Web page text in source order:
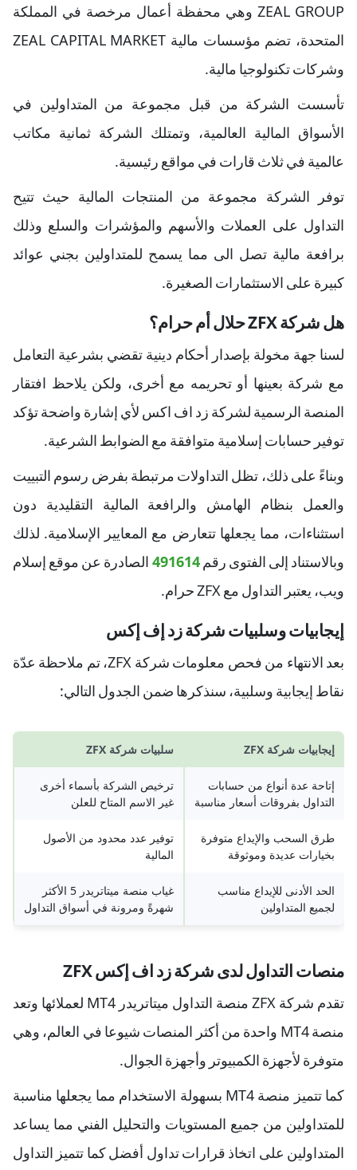
ZEAL GROUP وهي محفظة أعمال مرخصة في المملكة
المتحدة، تضم مؤسسات مالية ZEAL CAPITAL MARKET
وشركات تكنولوجيا مالية.
تأسست الشركة من قبل مجموعة من المتداولين في
الأسواق المالية العالمية، وتمتلك الشركة ثمانية مكاتب
عالمية في ثلاث قارات في مواقع رئيسية.
توفر الشركة مجموعة من المنتجات المالية حيث تتيح
التداول على العملات والأسهم والمؤشرات والسلع وذلك
برافعة مالية تصل الى مما يسمح للمتداولين بجني عوائد
كبيرة على الاستثمارات الصغيرة.
هل شركة ZFX حلال أم حرام؟
​لسنا جهة مخولة بإصدار أحكام دينية تقضي بشرعية التعامل
مع شركة بعينها أو تحريمه مع أخرى، ولكن يلاحظ افتقار
المنصة الرسمية لشركة زد اف اكس لأي إشارة واضحة تؤكد
توفير حسابات إسلامية متوافقة مع الضوابط الشرعية.
وبناءً على ذلك، تظل التداولات مرتبطة بفرض رسوم التبييت
والعمل بنظام الهامش والرافعة المالية التقليدية دون
استثناءات، مما يجعلها تتعارض مع المعايير الإسلامية. لذلك
وبالاستناد إلى الفتوى رقم491614 الصادرة عن موقع إسلام
ويب، يعتبر التداول مع ZFX حرام.
إيجابيات وسلبيات شركة زد إف إكس
بعد الانتهاء من فحص معلومات شركة ZFX، تم ملاحظة عدّة
نقاط إيجابية وسلبية، سنذكرها ضمن الجدول التالي:
إيجابيات شركة ZFX سلبيات شركة ZFX
إتاحة عدة أنواع من حسابات
التداول بفروقات أسعار مناسبة
ترخيص الشركة بأسماء أخرى
غير الاسم المتاح للعلن
طرق السحب والإيداع متوفرة
بخيارات عديدة وموثوقة
توفير عدد محدود من الأصول
المالية
الحد الأدنى للإيداع مناسب
لجميع المتداولين
غياب منصة ميتاتريدر 5 الأكثر
شهرةً ومرونة في أسواق التداول
منصات التداول لدى شركة زد اف إكس ZFX
تقدم شركة ZFX منصة التداول ميتاتريدر MT4 لعملائها وتعد
منصة MT4 واحدة من أكثر المنصات شيوعا في العالم، وهي
متوفرة لأجهزة الكمبيوتر وأجهزة الجوال.
كما تتميز منصة MT4 بسهولة الاستخدام مما يجعلها مناسبة
للمتداولين من جميع المستويات والتحليل الفني مما يساعد
المتداولين على اتخاذ قرارات تداول أفضل كما تتميز التداول